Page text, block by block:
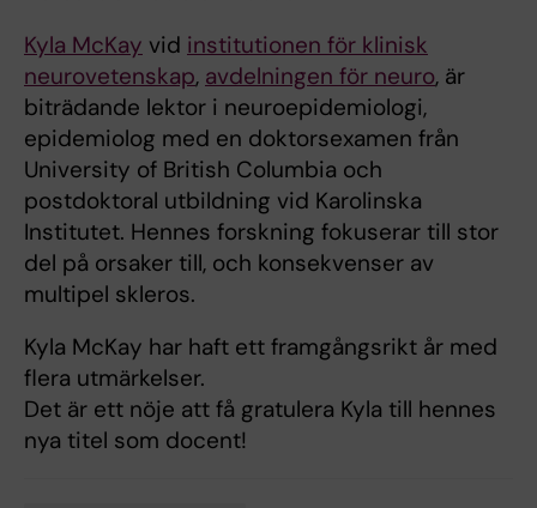
Kyla McKay vid institutionen för klinisk
neurovetenskap, avdelningen för neuro, är
biträdande lektor i neuroepidemiologi,
epidemiolog med en doktorsexamen från
University of British Columbia och
postdoktoral utbildning vid Karolinska
Institutet. Hennes forskning fokuserar till stor
del på orsaker till, och konsekvenser av
multipel skleros.
Kyla McKay har haft ett framgångsrikt år med
flera utmärkelser.
Det är ett nöje att få gratulera Kyla till hennes
nya titel som docent!